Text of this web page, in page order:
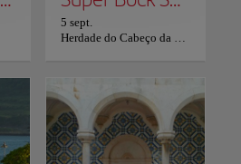
5 sept.